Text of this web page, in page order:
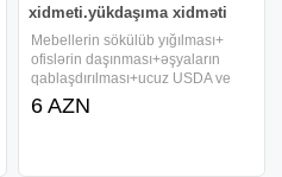
xidmeti.yükdaşıma xidməti
Mebellerin sökülüb yığılması+
ofislərin daşınması+əşyaların
qablaşdırılması+ucuz USDA ve
fehle maşın xidməti Evlərin
ofislərin ve piyano və seyflerin
6 AZN